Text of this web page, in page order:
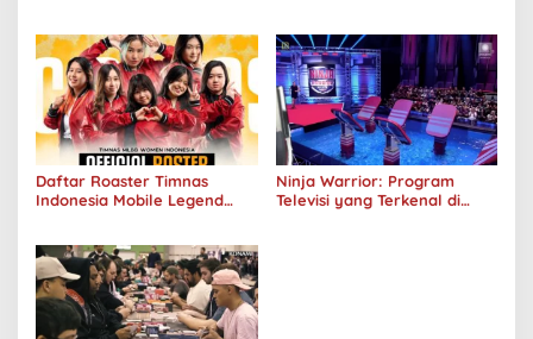
Daftar Roaster Timnas
Indonesia Mobile Legend
Ninja Warrior: Program
Televisi yang Terkenal di